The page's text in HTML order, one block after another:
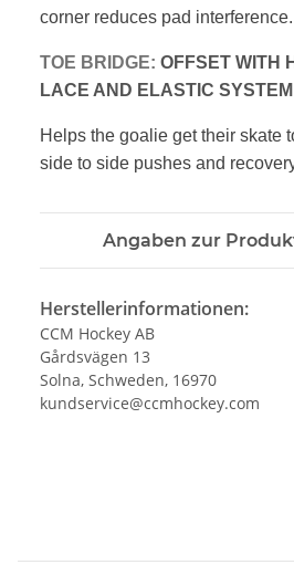
corner reduces pad interference.
TOE BRIDGE: OFFSET WITH
LACE AND ELASTIC SYSTEM
Helps the goalie get their skate
side to side pushes and
Angaben zur
Herstellerinformationen:
CCM Hockey AB
Gårdsvägen 13
Solna, Schweden, 16970
kundservice@ccmhockey.com